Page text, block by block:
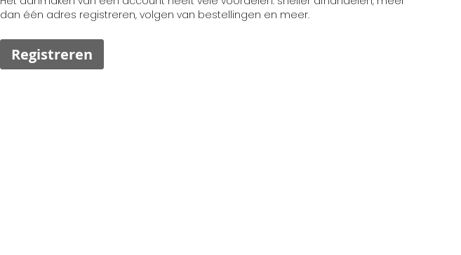
dan één adres registreren, volgen van bestellingen en meer.
Registreren